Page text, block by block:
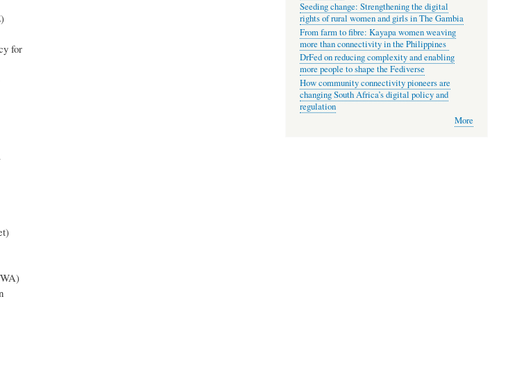
for
Seeding change: Strengthening the digital
rights of rural women and girls in The Gambia
From farm to fibre: Kayapa women weaving
more than connectivity in the Philippines
DrFed on reducing complexity and enabling
more people to shape the Fediverse
How community connectivity pioneers are
changing South Africa’s digital policy and
regulation
More